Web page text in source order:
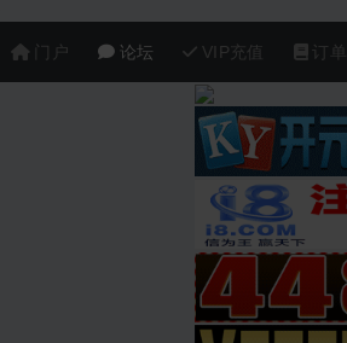
门户 论坛 VIP充值 订